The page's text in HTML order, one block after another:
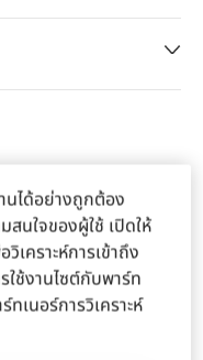
หรับเส้นผมของเรา
วิธีทดสอบทางชีวฟิสิกส์
ทธิพลของสิ่งแวดล้อม
ซ้ำๆ การไดร์ผม หรือ
เศษ เพื่อพัฒนาผลิตภัณฑ์
มแตกปลายหรือขาด
มัยใหม่ โดยทีมช่างทำสี
ผมและช่างทำผมระดับ
ยวกับเส้นผลทุกประเภท
นด์ ซึ่งผลิตภัณฑ์ที่ผ่าน
องถิ่นและถูกใช้ในร้าน
น-ขับเคลื่อน
เวียน
ของเรา หากปราศจาก
บความเสียหายก่อนที่จะ
นได้อย่างถูกต้อง
นใจของผู้ใช้ เปิดให้
เคราะห์การเข้าถึง
ใช้งานไซต์กับพาร์ท
ทเนอร์การวิเคราะห์